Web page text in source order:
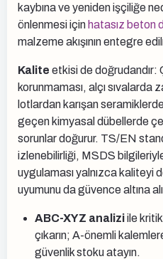
kaybına ve yeniden işçiliğe
önlenmesi için hatasız beton
malzeme akışının entegre
Kalite etkisi de doğrudandır:
korunmaması, alçı sıvalarda
lotlardan karışan
geçen kimyasal dübellerde
sorunlar doğurur. TS/EN
izlenebilirliği, MSDS
uygulaması yalnızca kaliteyi
uyumunu da güvence altına
ABC-XYZ analiziile
çıkarın; A-önemli
güvenlik stoku atayın.